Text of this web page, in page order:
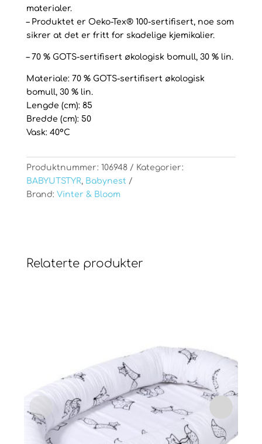
materialer.
– Produktet er Oeko-Tex® 100-sertifisert, noe som
sikrer at det er fritt for skadelige kjemikalier.
– 70 % GOTS-sertifisert økologisk bomull, 30 % lin.
Materiale: 70 % GOTS-sertifisert økologisk
bomull, 30 % lin.
Lengde (cm): 85
Bredde (cm): 50
Vask: 40°C
Produktnummer: 106948
Kategorier:
BABYUTSTYR, Babynest
Brand: Vinter & Bloom
Relaterte produkter